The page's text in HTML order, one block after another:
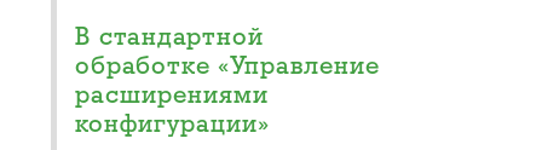
В стандартной
обработке «Управление
расширениями
конфигурации»